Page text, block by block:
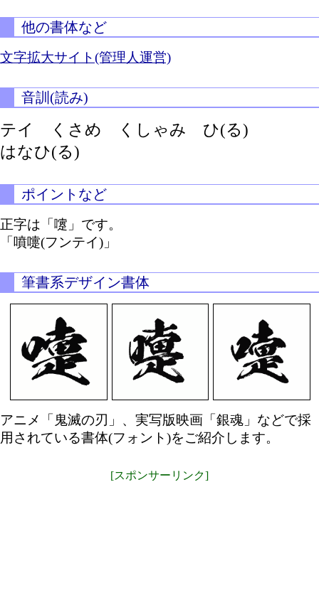
他の書体など
文字拡大サイト(管理人運営)
音訓(読み)
テイ くさめ くしゃみ ひ(る)
はなひ(る)
ポイントなど
正字は「嚔」です。
「噴嚏(フンテイ)」
筆書系デザイン書体
アニメ「鬼滅の刃」、実写版映画「銀魂」などで採
用されている書体(フォント)をご紹介します。
[スポンサーリンク]